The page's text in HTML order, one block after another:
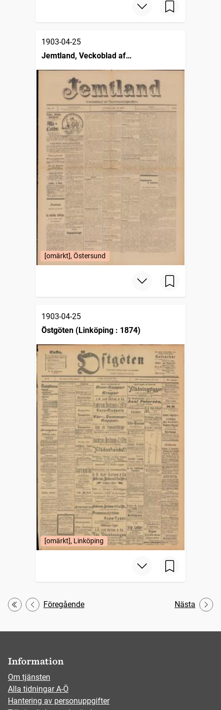
1903-04-25
Jemtland, Veckoblad af
Östersundsposten
[omärkt], Östersund
1903-04-25
Östgöten (Linköping : 1874)
[omärkt], Linköping
Första
Föregående Nästa
Information
Om tjänsten
Alla tidningar A-Ö
Hantering av personuppgifter